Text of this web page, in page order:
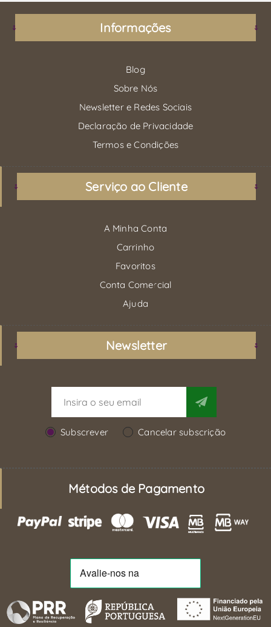
Informações
Blog
Sobre Nós
Newsletter e Redes Sociais
Declaração de Privacidade
Termos e Condições
Serviço ao Cliente
A Minha Conta
Carrinho
Favoritos
Conta Comercial
Ajuda
Newsletter
Subscrever Cancelar subscrição
Métodos de Pagamento